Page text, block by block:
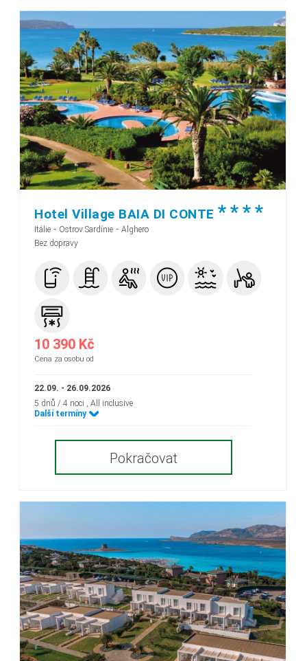
Hotel Village BAIA DI CONTE ****
Itálie - Ostrov Sardínie - Alghero
Bez dopravy
10 390 Kč
Cena za osobu od
22.09. - 26.09.2026
5 dnů / 4 noci , All inclusive
Další termíny
Pokračovat